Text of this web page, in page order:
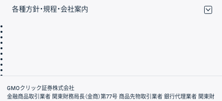
各種方針・規程・会社案内
会社案内
GMOクリック証券株式会社
金融商品取引業者 関東財務局長（金商）第77号 商品先物取引業者 銀行代理業者 関東財